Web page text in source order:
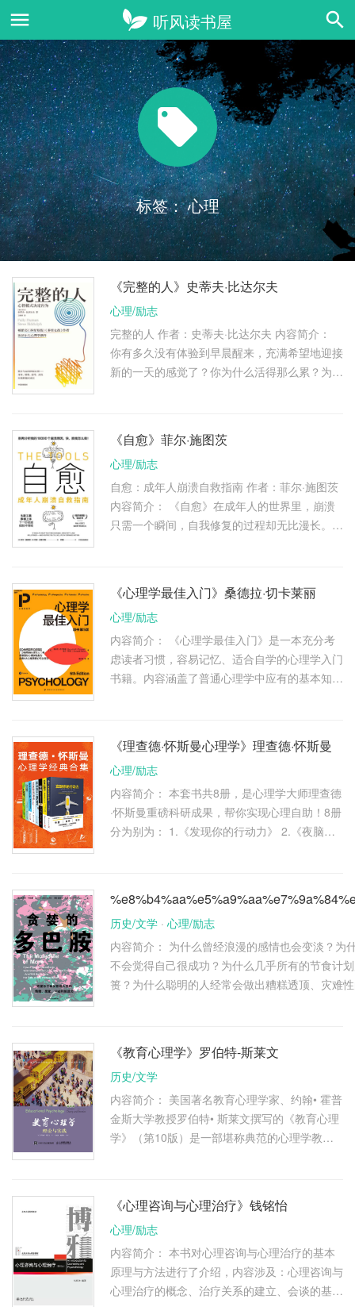
标签：心理
《完整的人》史蒂夫·比达尔夫
心理/励志
完整的人 作者：史蒂夫·比达尔夫 内容简介：
你有多久没有体验到早晨醒来，充满希望地迎接
新的一天的感觉了？你为什么活得那么累？为什
《自愈》菲尔·施图茨
心理/励志
自愈：成年人崩溃自救指南 作者：菲尔·施图茨
内容简介： 《自愈》在成年人的世界里，崩溃
只需一个瞬间，自我修复的过程却无比漫长。
《心理学最佳入门》桑德拉·切卡莱丽
心理/励志
内容简介： 《心理学最佳入门》是一本充分考
虑读者习惯，容易记忆、适合自学的心理学入门
书籍。内容涵盖了普通心理学中应有的基本知识
《理查德·怀斯曼心理学》理查德·怀斯曼
心理/励志
内容简介： 本套书共8册，是心理学大师理查德
·怀斯曼重磅科研成果，帮你实现心理自助！8册
分为别为： 1.《发现你的行动力》 2.《夜脑：
历史/文学 · 心理/励志
内容简介： 为什么曾经浪漫的感情也会变淡？为
不会觉得自己很成功？为什么几乎所有的节食计
篑？为什么聪明的人经常会做出糟糕透顶、灾难
《教育心理学》罗伯特-斯莱文
历史/文学
内容简介： 美国著名教育心理学家、约翰• 霍普
金斯大学教授罗伯特• 斯莱文撰写的《教育心理
学》（第10版）是一部堪称典范的心理学教
《心理咨询与心理治疗》钱铭怡
心理/励志
内容简介： 本书对心理咨询与心理治疗的基本
原理与方法进行了介绍，内容涉及：心理咨询与
心理治疗的概念、治疗关系的建立、会谈的基本